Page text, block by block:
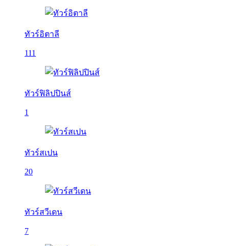
ทัวร์อิตาลี
111
ทัวร์ฟิลิปปินส์
1
ทัวร์สเปน
20
ทัวร์สวีเดน
7